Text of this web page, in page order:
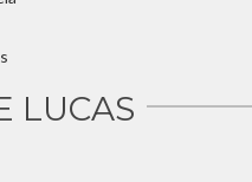
LUCAS